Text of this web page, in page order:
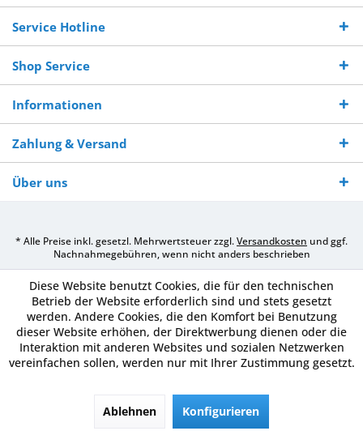
Service Hotline
Shop Service
Informationen
Zahlung & Versand
Über uns
* Alle Preise inkl. gesetzl. Mehrwertsteuer zzgl.Versandkosten und ggf.
Nachnahmegebühren, wenn nicht anders beschrieben
Diese Website benutzt Cookies, die für den technischen
Betrieb der Website erforderlich sind und stets gesetzt
werden. Andere Cookies, die den Komfort bei Benutzung
dieser Website erhöhen, der Direktwerbung dienen oder die
Interaktion mit anderen Websites und sozialen Netzwerken
vereinfachen sollen, werden nur mit Ihrer Zustimmung gesetzt.
Ablehnen Konfigurieren